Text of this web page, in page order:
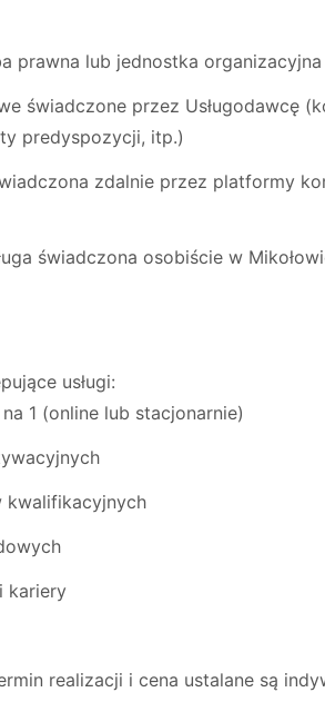
prawna lub jednostka
świadczone przez Usługodawcę
predyspozycji, itp.)
zdalnie przez platformy
świadczona osobiście w
usługi:
1 (online lub stacjonarnie)
kwalifikacyjnych
kariery
realizacji i cena ustalane są